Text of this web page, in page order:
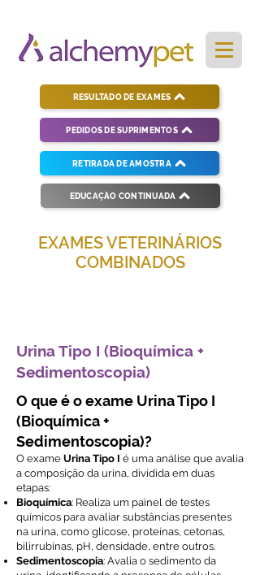
PEDIDOS DE SUPRIMENTOS
RESULTADO DE EXAMES
RETIRADA DE AMOSTRA
EDUCAÇÃO CONTINUADA
EXAMES VETERINÁRIOS
COMBINADOS
Urina Tipo I (Bioquímica +
Sedimentoscopia)
O que é o exame Urina Tipo I
(Bioquímica +
Sedimentoscopia)?
O exame Urina Tipo I é uma análise que avalia
a composição da urina, dividida em duas
etapas:
Bioquímica: Realiza um painel de testes
químicos para avaliar substâncias presentes
na urina, como glicose, proteínas, cetonas,
bilirrubinas, pH, densidade, entre outros.
Sedimentoscopia: Avalia o sedimento da